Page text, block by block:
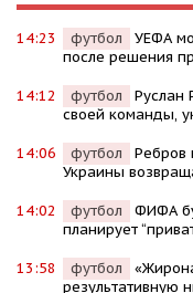
14:23 футбол
УЕФА
после решения
14:12 футбол
Руслан
своей команды,
14:06 футбол
Ребров
Украины
14:02 футбол
ФИФА
планирует
13:58 футбол
результативную